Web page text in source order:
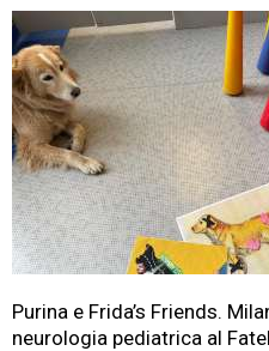
Purina e Frida’s Friends.
neurologia pediatrica al